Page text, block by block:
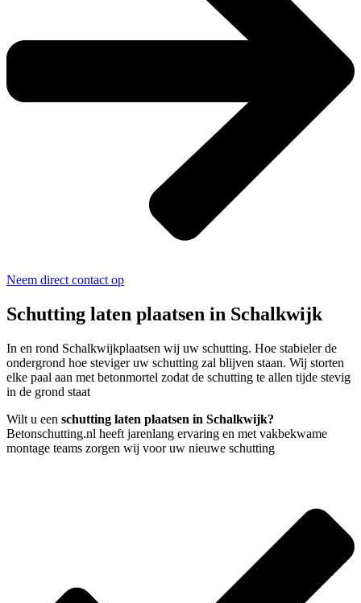
Neem direct contact op
Schutting laten plaatsen in Schalkwijk
In en rond Schalkwijkplaatsen wij uw schutting. Hoe stabieler de
ondergrond hoe steviger uw schutting zal blijven staan. Wij storten
elke paal aan met betonmortel zodat de schutting te allen tijde stevig
in de grond staat
Wilt u een schutting laten plaatsen in Schalkwijk?
Betonschutting.nl heeft jarenlang ervaring en met vakbekwame
montage teams zorgen wij voor uw nieuwe schutting